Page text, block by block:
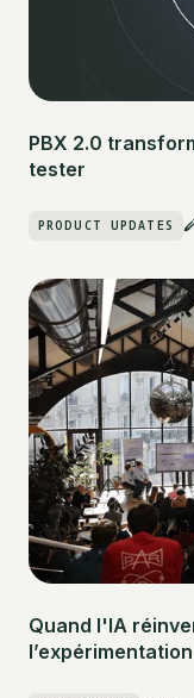
PBX 2.0
tester
PRODUCT UPDATES
Quand l'IA